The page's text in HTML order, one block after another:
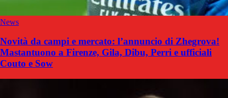
News
Novità da campi e mercato: l’annuncio di Zhegrova!
Mastantuono a Firenze, Gila, Dibu, Perri e ufficiali
Couto e Sow